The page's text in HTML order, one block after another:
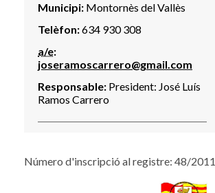
Municipi: Montornès del Vallès
Telèfon:634 930 308
a/e:
joseramoscarrero@gmail.com
Responsable: President: José Luís
Ramos Carrero
Número d'inscripció al registre: 48/2011